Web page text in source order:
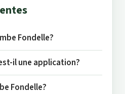
Fondelle?
il une application?
Fondelle?